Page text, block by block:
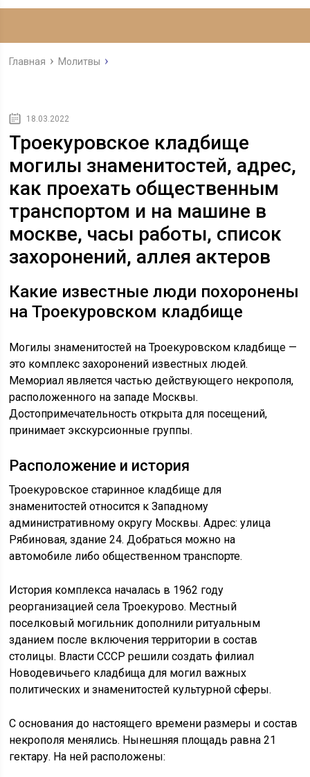
Главная Молитвы
18.03.2022
Троекуровское кладбище
могилы знаменитостей, адрес,
как проехать общественным
транспортом и на машине в
москве, часы работы, список
захоронений, аллея актеров
Какие известные люди похоронены
на Троекуровском кладбище
Могилы знаменитостей на Троекуровском кладбище —
это комплекс захоронений известных людей.
Мемориал является частью действующего некрополя,
расположенного на западе Москвы.
Достопримечательность открыта для посещений,
принимает экскурсионные группы.
Расположение и история
Троекуровское старинное кладбище для
знаменитостей относится к Западному
административному округу Москвы. Адрес: улица
Рябиновая, здание 24. Добраться можно на
автомобиле либо общественном транспорте.
История комплекса началась в 1962 году
реорганизацией села Троекурово. Местный
поселковый могильник дополнили ритуальным
зданием после включения территории в состав
столицы. Власти СССР решили создать филиал
Новодевичьего кладбища для могил важных
политических и знаменитостей культурной сферы.
С основания до настоящего времени размеры и состав
некрополя менялись. Нынешняя площадь равна 21
гектару. На ней расположены: